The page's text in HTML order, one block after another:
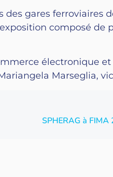
gares ferroviaires
composé
électronique
Marseglia,